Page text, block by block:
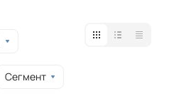
Сегмент